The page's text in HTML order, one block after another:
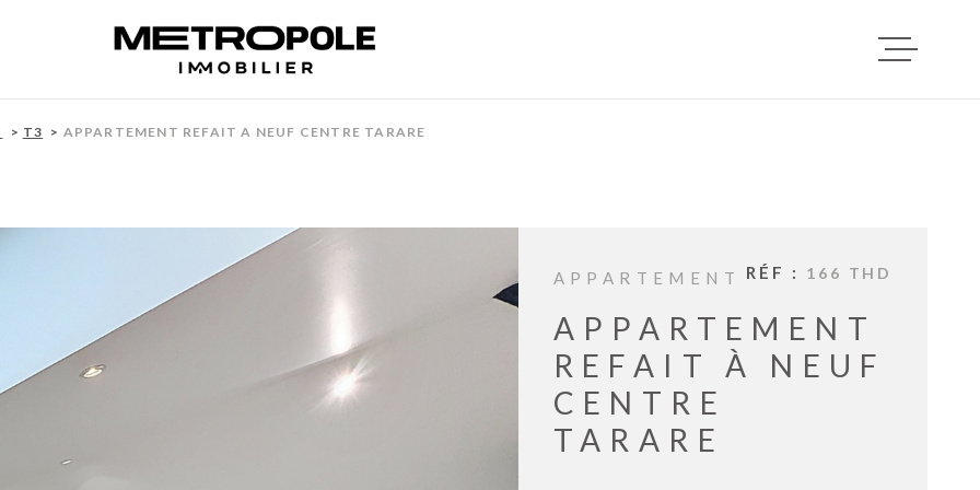
T3 APPARTEMENT REFAIT A NEUF CENTRE TARARE
RÉF : 166 THD
APPARTEMENT
APPARTEMENT
REFAIT À NEUF
CENTRE
TARARE